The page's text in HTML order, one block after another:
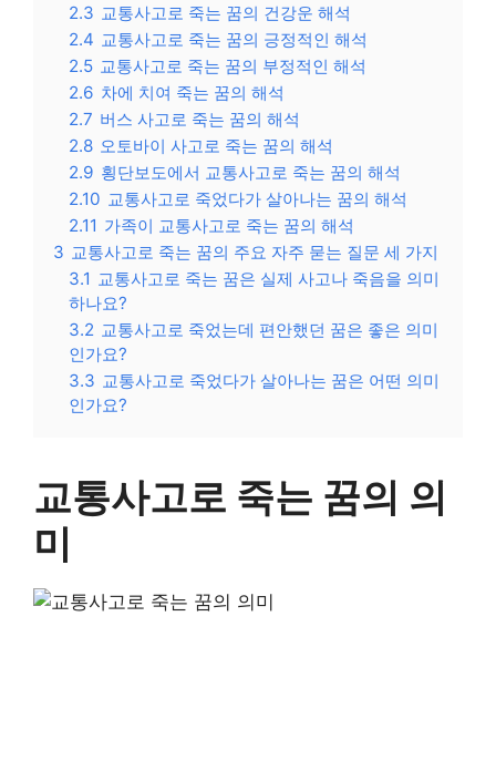
2.3 교통사고로 죽는 꿈의 건강운 해석
2.4 교통사고로 죽는 꿈의 긍정적인 해석
2.5 교통사고로 죽는 꿈의 부정적인 해석
2.6 차에 치여 죽는 꿈의 해석
2.7 버스 사고로 죽는 꿈의 해석
2.8 오토바이 사고로 죽는 꿈의 해석
2.9 횡단보도에서 교통사고로 죽는 꿈의 해석
2.10 교통사고로 죽었다가 살아나는 꿈의 해석
2.11 가족이 교통사고로 죽는 꿈의 해석
3 교통사고로 죽는 꿈의 주요 자주 묻는 질문 세 가지
3.1 교통사고로 죽는 꿈은 실제 사고나 죽음을 의미
하나요?
3.2 교통사고로 죽었는데 편안했던 꿈은 좋은 의미
인가요?
3.3 교통사고로 죽었다가 살아나는 꿈은 어떤 의미
인가요?
교통사고로 죽는 꿈의 의
미